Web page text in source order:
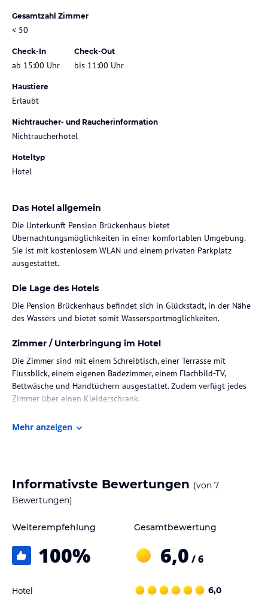
Gesamtzahl Zimmer
< 50
Check-In
ab 15:00 Uhr
Check-Out
bis 11:00 Uhr
Haustiere
Erlaubt
Nichtraucher- und Raucherinformation
Nichtraucherhotel
Hoteltyp
Hotel
Das Hotel allgemein
Die Unterkunft Pension Brückenhaus bietet
Übernachtungsmöglichkeiten in einer komfortablen Umgebung.
Sie ist mit kostenlosem WLAN und einem privaten Parkplatz
ausgestattet.
Die Lage des Hotels
Die Pension Brückenhaus befindet sich in Glückstadt, in der Nähe
des Wassers und bietet somit Wassersportmöglichkeiten.
Zimmer / Unterbringung im Hotel
Die Zimmer sind mit einem Schreibtisch, einer Terrasse mit
Flussblick, einem eigenen Badezimmer, einem Flachbild-TV,
Bettwäsche und Handtüchern ausgestattet. Zudem verfügt jedes
Zimmer über einen Kleiderschrank.
Gastronomie im Hotel
Sport und Unterhaltung
Die Unterkunft bietet verschiedene Wassersportmöglichkeiten an.
Angaben ohne Gewähr. Bitte lies vor der Buchung die
verbindlichen
Mehr anzeigen
Informativste Bewertungen (von 7
Bewertungen)
Weiterempfehlung
100%
Gesamtbewertung
6,0 / 6
Hotel 6,0